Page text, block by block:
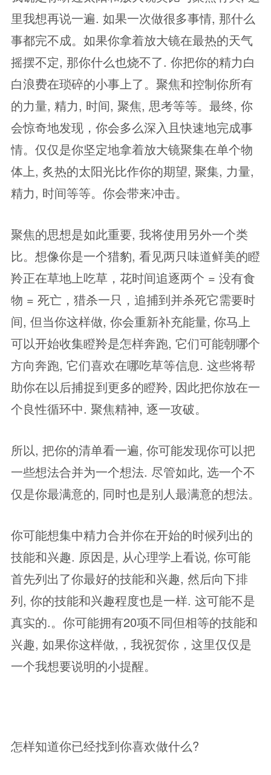
里我想再说一遍. 如果一次做很多事情, 那什么
事都完不成。如果你拿着放大镜在最热的天气
摇摆不定, 那你什么也烧不了. 你把你的精力白
白浪费在琐碎的小事上了。聚焦和控制你所有
的力量, 精力, 时间, 聚焦, 思考等等。最终, 你
会惊奇地发现，你会多么深入且快速地完成事
情。仅仅是你坚定地拿着放大镜聚集在单个物
体上, 炙热的太阳光比作你的期望, 聚集, 力量,
精力, 时间等等。你会带来冲击。
聚焦的思想是如此重要, 我将使用另外一个类
比。想像你是一个猎豹, 看见两只味道鲜美的瞪
羚正在草地上吃草，花时间追逐两个 = 没有食
物 = 死亡，猎杀一只，追捕到并杀死它需要时
间, 但当你这样做, 你会重新补充能量, 你马上
可以开始收集瞪羚是怎样奔跑, 它们可能朝哪个
方向奔跑, 它们喜欢在哪吃草等信息. 这些将帮
助你在以后捕捉到更多的瞪羚, 因此把你放在一
个良性循环中. 聚焦精神, 逐一攻破。
所以, 把你的清单看一遍, 你可能发现你可以把
一些想法合并为一个想法. 尽管如此, 选一个不
仅是你最满意的, 同时也是别人最满意的想法。
你可能想集中精力合并你在开始的时候列出的
技能和兴趣. 原因是, 从心理学上看说, 你可能
首先列出了你最好的技能和兴趣, 然后向下排
列, 你的技能和兴趣程度也是一样. 这可能不是
真实的.。你可能拥有20项不同但相等的技能和
兴趣, 如果你这样做,，我祝贺你，这里仅仅是
一个我想要说明的小提醒。
怎样知道你已经找到你喜欢做什么?